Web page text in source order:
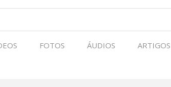
FOTOS ÁUDIOS ARTIGOS